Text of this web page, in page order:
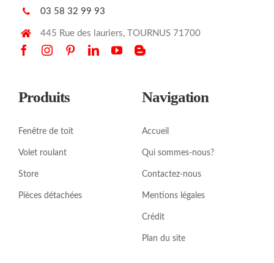
03 58 32 99 93
445 Rue des lauriers, TOURNUS 71700
Produits
Fenêtre de toit
Volet roulant
Store
Pièces détachées
Navigation
Accueil
Qui sommes-nous?
Contactez-nous
Mentions légales
Crédit
Plan du site